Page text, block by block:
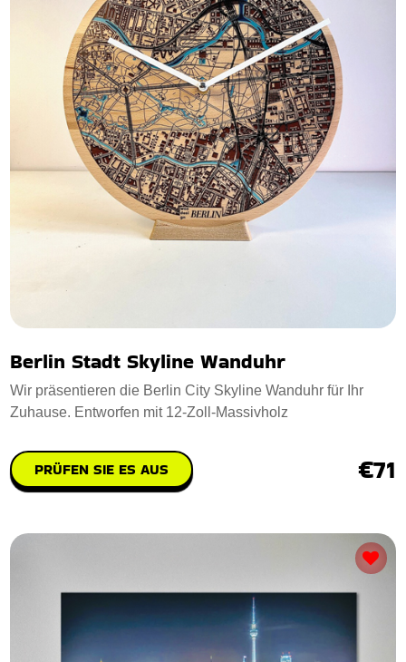
Berlin Stadt Skyline Wanduhr
Wir präsentieren die Berlin City Skyline Wanduhr für Ihr
Zuhause. Entworfen mit 12-Zoll-Massivholz
PRÜFEN SIE ES AUS €71